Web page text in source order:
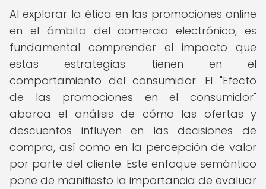
Al explorar la ética en las promociones online
en el ámbito del comercio electrónico, es
fundamental comprender el impacto que
estas estrategias tienen en el
comportamiento del consumidor. El "Efecto
de las promociones en el consumidor"
abarca el análisis de cómo las ofertas y
descuentos influyen en las decisiones de
compra, así como en la percepción de valor
por parte del cliente. Este enfoque semántico
pone de manifiesto la importancia de evaluar